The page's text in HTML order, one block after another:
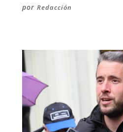
por Redacción